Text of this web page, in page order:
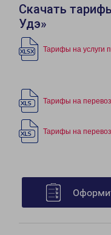
Скачать
Удэ»
Тарифы на услуги
Тарифы на
Тарифы на